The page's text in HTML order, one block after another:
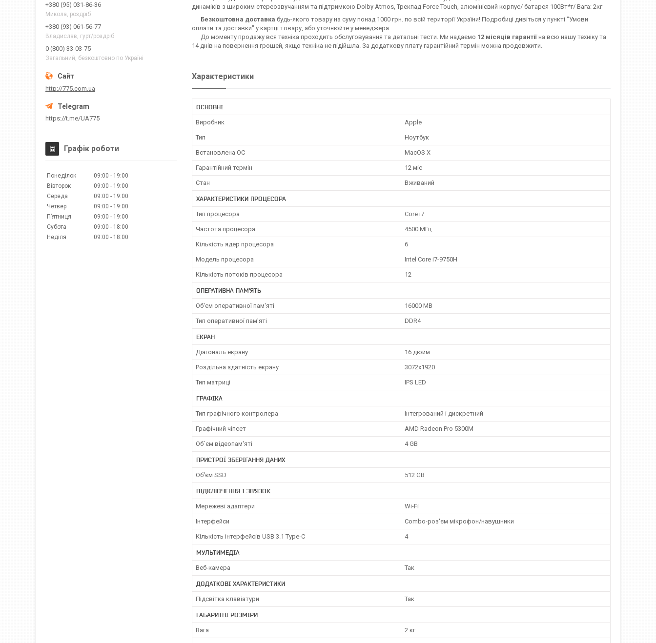
динаміків з широким стереозвучанням та підтримкою Dolby Atmos, Трекпад Force Touch, алюмінієвий корпус/ батарея 100Вт*г/ Вага: 2кг
Безкоштовна доставка будь-якого товару на суму понад 1000 грн. по всій території України! Подробиці дивіться у пункті "Умови
оплати та доставки" у картці товару, або уточнюйте у менеджера.
До моменту продажу вся техніка проходить обслуговування та детальні тести. Ми надаємо 12 місяців гарантіїна всю нашу техніку та
14 днів на повернення грошей, якщо техніка не підійшла. За додаткову плату гарантійний термін можна продовжити.
Характеристики
ОСНОВНІ
Виробник Apple
Тип Ноутбук
Встановлена ОС MacOS X
Гарантійний термін 12 міс
Стан Вживаний
ХАРАКТЕРИСТИКИ ПРОЦЕСОРА
Тип процесора Core i7
Частота процесора 4500 МГц
Кількість ядер процесора 6
Модель процесора Intel Core i7-9750H
Кількість потоків процесора 12
ОПЕРАТИВНА ПАМ'ЯТЬ
Об'єм оперативної пам'яті 16000 MB
Тип оперативної пам'яті DDR4
ЕКРАН
Діагональ екрану 16 дюйм
Роздільна здатність екрану 3072x1920
Тип матриці IPS LED
ГРАФІКА
Тип графічного контролера Інтегрований і дискретний
Графічний чіпсет AMD Radeon Pro 5300M
Об`єм відеопам'яті 4 GB
ПРИСТРОЇ ЗБЕРІГАННЯ ДАНИХ
Об'єм SSD 512 GB
ПІДКЛЮЧЕННЯ І ЗВ'ЯЗОК
Мережеві адаптери Wi-Fi
Інтерфейси Combo-роз'єм мікрофон/навушники
Кількість інтерфейсів USB 3.1 Type-C 4
МУЛЬТИМЕДІА
Веб-камера Так
ДОДАТКОВІ ХАРАКТЕРИСТИКИ
Підсвітка клавіатури Так
ГАБАРИТНІ РОЗМІРИ
Вага 2 кг
+380 (95) 031-86-36
Микола, роздріб
+380 (93) 061-56-77
Владислав, гурт/роздріб
0 (800) 33-03-75
Загальний, безкоштовно по Україні
http://775.com.ua
https://t.me/UA775
Графік роботи
Понеділок 09:00
19:00
Вівторок
09:00
19:00
Середа
09:00
19:00
Четвер
09:00
19:00
Пʼятниця
09:00
19:00
Субота
09:00
18:00
Неділя
09:00 18:00